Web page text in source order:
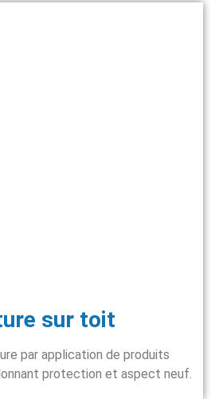
sur toit
par application de produits
protection et aspect neuf.